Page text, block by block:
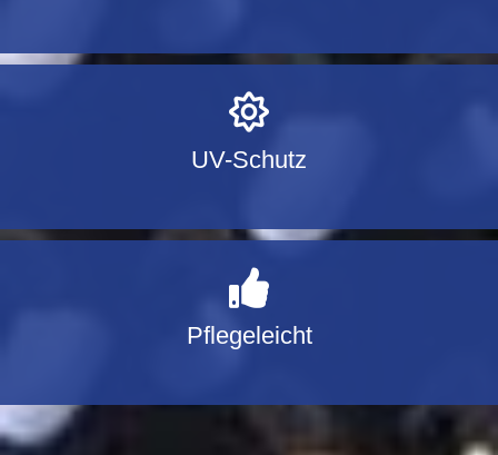
UV-Schutz
Pflegeleicht